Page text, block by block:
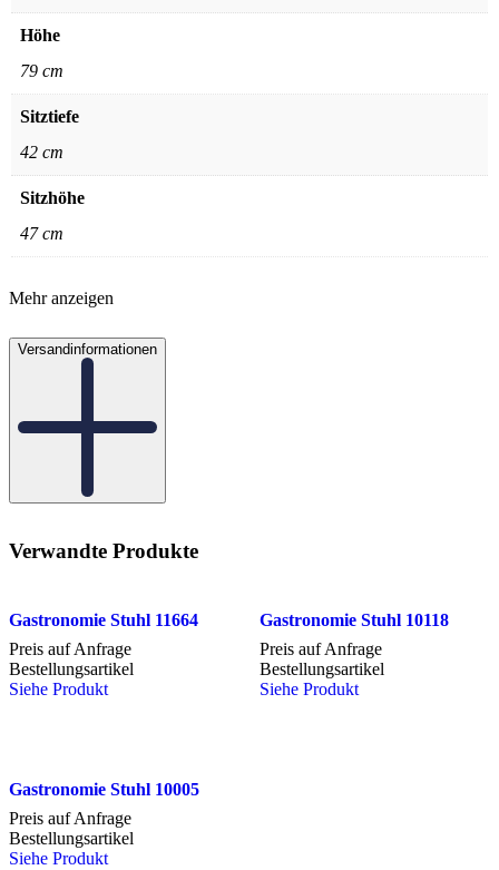
Höhe
79 cm
Sitztiefe
42 cm
Sitzhöhe
47 cm
Mehr anzeigen
Versandinformationen
Verwandte Produkte
Gastronomie Stuhl 11664
Preis auf Anfrage
Bestellungsartikel
Siehe Produkt
Gastronomie Stuhl 10118
Preis auf Anfrage
Bestellungsartikel
Siehe Produkt
Gastronomie Stuhl 10005
Preis auf Anfrage
Bestellungsartikel
Siehe Produkt